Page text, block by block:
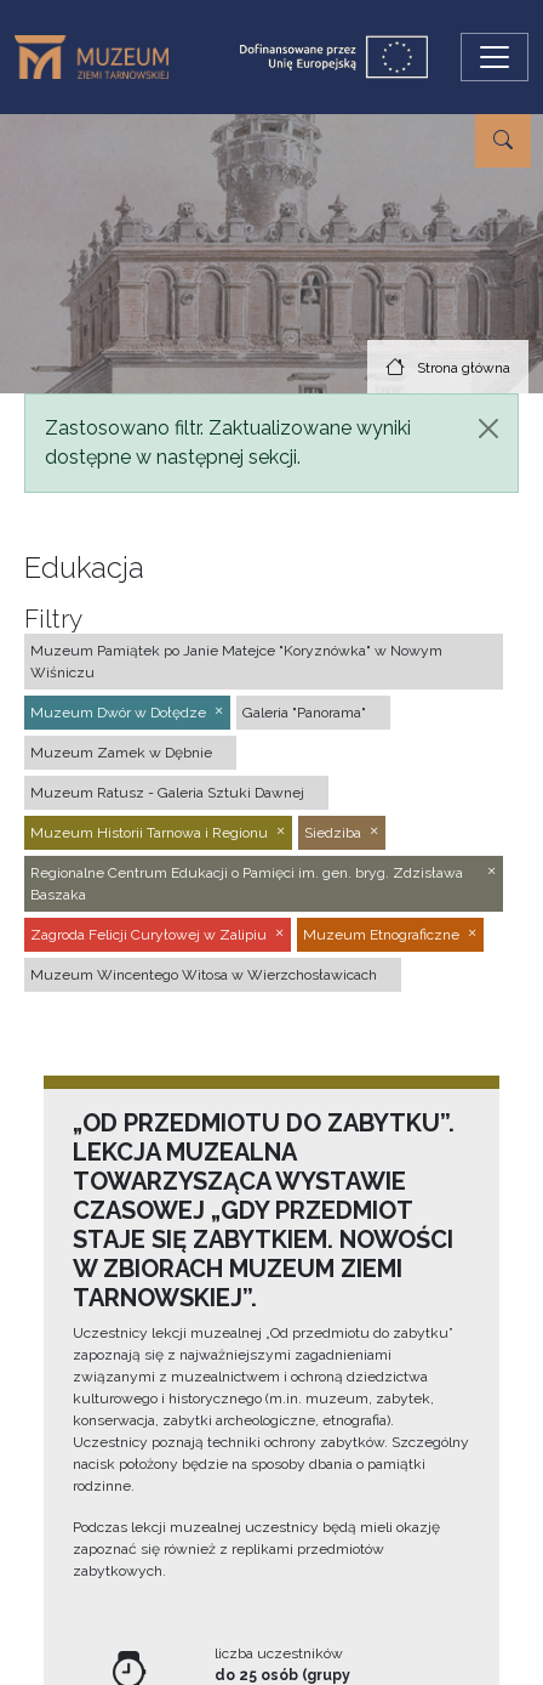
Strona główna
Komunikat
Zastosowano filtr. Zaktualizowane wyniki
dostępne w następnej sekcji.
Edukacja
Filtry
Muzeum Pamiątek po Janie Matejce "Koryznówka" w Nowym
Wiśniczu
Muzeum Dwór w Dołędze Galeria "Panorama"
Muzeum Zamek w Dębnie
Muzeum Ratusz - Galeria Sztuki Dawnej
Muzeum Historii Tarnowa i Regionu Siedziba
Regionalne Centrum Edukacji o Pamięci im. gen. bryg. Zdzisława
Baszaka
Zagroda Felicji Curyłowej w Zalipiu Muzeum Etnograficzne
Muzeum Wincentego Witosa w Wierzchosławicach
„OD PRZEDMIOTU DO ZABYTKU”.
LEKCJA MUZEALNA
TOWARZYSZĄCA WYSTAWIE
CZASOWEJ „GDY PRZEDMIOT
STAJE SIĘ ZABYTKIEM. NOWOŚCI
W ZBIORACH MUZEUM ZIEMI
TARNOWSKIEJ”.
Uczestnicy lekcji muzealnej „Od przedmiotu do zabytku”
zapoznają się z najważniejszymi zagadnieniami
związanymi z muzealnictwem i ochroną dziedzictwa
kulturowego i historycznego (m.in. muzeum, zabytek,
konserwacja, zabytki archeologiczne, etnografia).
Uczestnicy poznają techniki ochrony zabytków. Szczególny
nacisk położony będzie na sposoby dbania o pamiątki
rodzinne.
Podczas lekcji muzealnej uczestnicy będą mieli okazję
zapoznać się również z replikami przedmiotów
zabytkowych.
liczba uczestników
do 25 osób (grupy